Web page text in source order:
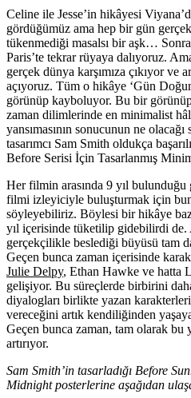
Celine ile Jesse’in hikâyesi
gördüğümüz ama hep bir gün
tükenmediği masalsı bir aşk…
Paris’te tekrar rüyaya dalıyoruz.
gerçek dünya karşımıza çıkıyor ve
açıyoruz. Tüm o hikâye ‘Gün
görünüp kayboluyor. Bu bir
zaman dilimlerinde en minimalist
yansımasının sonucunun ne
tasarımcı Sam Smith oldukça
Before Serisi İçin Tasarlanmış
Her filmin arasında 9 yıl bulunduğu
filmi izleyiciyle buluşturmak için
söyleyebiliriz. Böylesi bir hikâye
yıl içerisinde tüketilip gidebilirdi de.
gerçekçilikle beslediği büyüsü tam
Geçen bunca zaman içerisinde
Julie Delpy, Ethan Hawke ve hatta
gelişiyor. Bu süreçlerde birbirini
diyalogları birlikte yazan
vereceğini artık kendiliğinden
Geçen bunca zaman, tam olarak
artırıyor.
Sam Smith’in tasarladığı Before
Midnight posterlerine aşağıdan